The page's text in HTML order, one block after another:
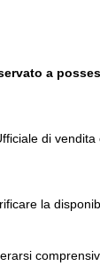
elettrico
a
di vendita
la